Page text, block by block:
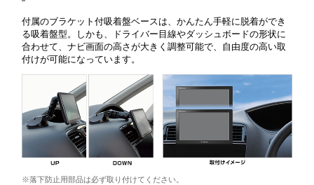
付属のブラケット付吸着盤ベースは、かんたん手軽に脱着ができ
る吸着盤型。しかも、ドライバー目線やダッシュボードの形状に
合わせて、ナビ画面の高さが大きく調整可能で、自由度の高い取
付けが可能になっています。
※落下防止用部品は必ず取り付けてください。